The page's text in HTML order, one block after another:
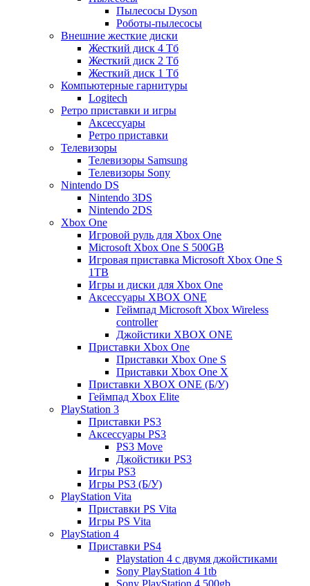
Пылесосы Dyson
Роботы-пылесосы
Внешние жесткие диски
Жесткий диск 4 Тб
Жесткий диск 2 Тб
Жесткий диск 1 Тб
Компьютерные гарнитуры
Logitech
Ретро приставки и игры
Аксессуары
Ретро приставки
Телевизоры
Телевизоры Samsung
Телевизоры Sony
Nintendo DS
Nintendo 3DS
Nintendo 2DS
Xbox One
Игровой руль для Xbox One
Microsoft Xbox One S 500GB
Игровая приставка Microsoft Xbox One S
1TB
Игры и диски для Xbox One
Аксессуары XBOX ONE
Геймпад Microsoft Xbox Wireless
controller
Джойстики XBOX ONE
Приставки Xbox One
Приставки Xbox One S
Приставки Xbox One X
Приставки XBOX ONE (Б/У)
Геймпад Xbox Elite
PlayStation 3
Приставки PS3
Аксессуары PS3
PS3 Move
Джойстики PS3
Игры PS3
Игры PS3 (Б/У)
PlayStation Vita
Приставки PS Vita
Игры PS Vita
PlayStation 4
Приставки PS4
Playstation 4 с двумя джойстиками
Sony PlayStation 4 1tb